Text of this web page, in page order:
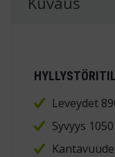
Leveydet
Syvyys